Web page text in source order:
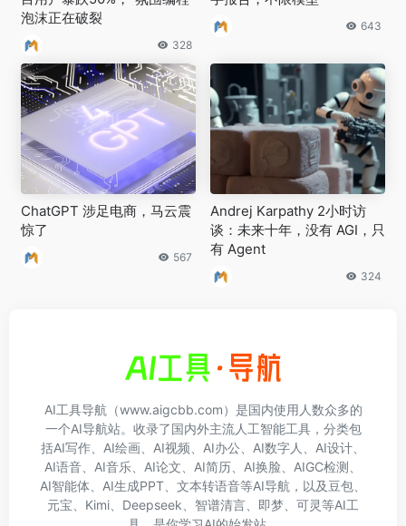
投资人亲述：我的AI编程项
目用户暴跌50%，“氛围编程”
泡沫正在破裂
328
如何 AI「拼好文」：生成万
字报告，不限模型
ChatGPT 涉足电商，马云震
惊了
Andrej Karpathy 2小时访
谈：未来十年，没有 AGI，只
有 Agent
AI工具导航（www.aigcbb.com）是国内使用人数众多的
一个AI导航站。收录了国内外主流人工智能工具，分类包
括AI写作、AI绘画、AI视频、AI办公、AI数字人、AI设计、
AI语音、AI音乐、AI论文、AI简历、AI换脸、AIGC检测、
AI智能体、AI生成PPT、文本转语音等AI导航，以及豆包、